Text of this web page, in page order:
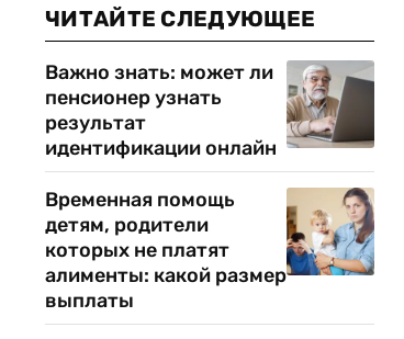
ЧИТАЙТЕ СЛЕДУЮЩЕЕ
Важно знать: может ли
пенсионер узнать
результат
идентификации онлайн
Временная помощь
детям, родители
которых не платят
алименты: какой размер
выплаты